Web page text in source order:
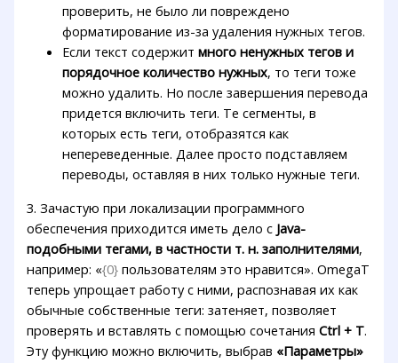
проверить, не было ли повреждено
форматирование из-за удаления нужных тегов.
Если текст содержитмного ненужных тегов и
порядочное количество нужных, то теги тоже
можно удалить. Но после завершения перевода
придется включить теги. Те сегменты, в
которых есть теги, отобразятся как
непереведенные. Далее просто подставляем
переводы, оставляя в них только нужные теги.
3. Зачастую при локализации программного
обеспечения приходится иметь дело с Java-
подобными тегами, в частности т. н. заполнителями,
например: «{0} пользователям это нравится». OmegaT
теперь упрощает работу с ними, распознавая их как
обычные собственные теги: затеняет, позволяет
проверять и вставлять с помощью сочетанияCtrl + T.
Эту функцию можно включить, выбрав «Параметры»